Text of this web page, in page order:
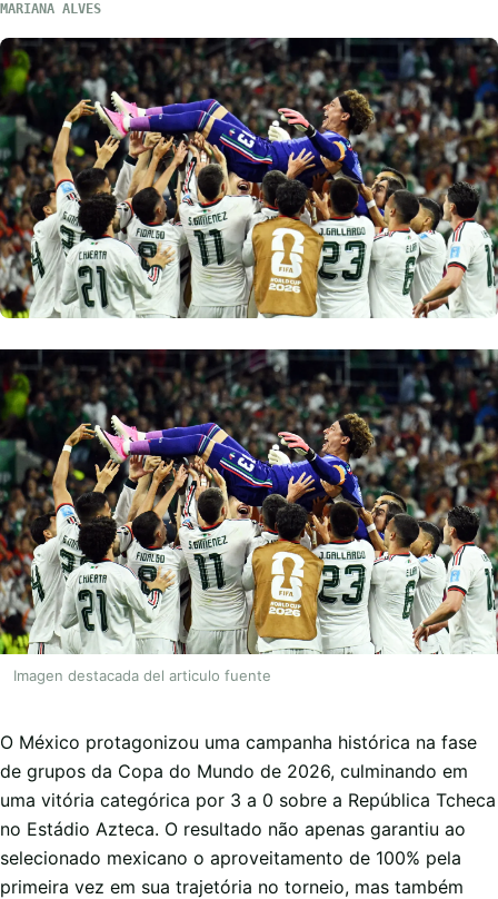
MARIANA ALVES
Imagen destacada del articulo fuente
O México protagonizou uma campanha histórica na fase
de grupos da Copa do Mundo de 2026, culminando em
uma vitória categórica por 3 a 0 sobre a República Tcheca
no Estádio Azteca. O resultado não apenas garantiu ao
selecionado mexicano o aproveitamento de 100% pela
primeira vez em sua trajetória no torneio, mas também